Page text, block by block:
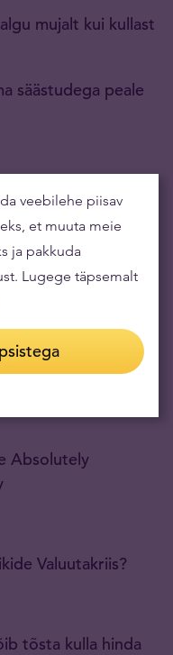
mujalt kui kullast
säästudega peale
As a Percentage of
a Lifetime Ride’
Absolutely
Valuutakriis?
tõsta kulla hinda
veebilehe piisav
et muuta meie
ja pakkuda
Lugege täpsemalt